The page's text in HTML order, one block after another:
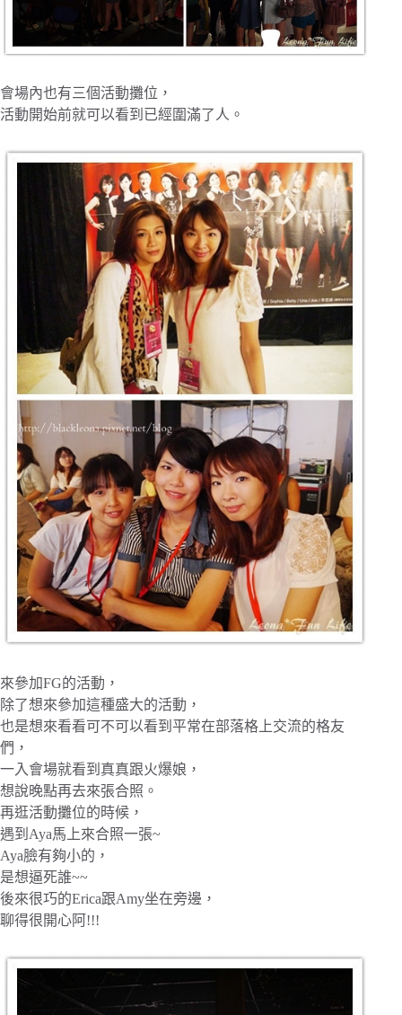
會場內也有三個活動攤位，
活動開始前就可以看到已經圍滿了人。
來參加FG的活動，
除了想來參加這種盛大的活動，
也是想來看看可不可以看到平常在部落格上交流的格友
們，
一入會場就看到真真跟火爆娘，
想說晚點再去來張合照。
再逛活動攤位的時候，
遇到Aya馬上來合照一張~
Aya臉有夠小的，
是想逼死誰~~
後來很巧的Erica跟Amy坐在旁邊，
聊得很開心阿!!!